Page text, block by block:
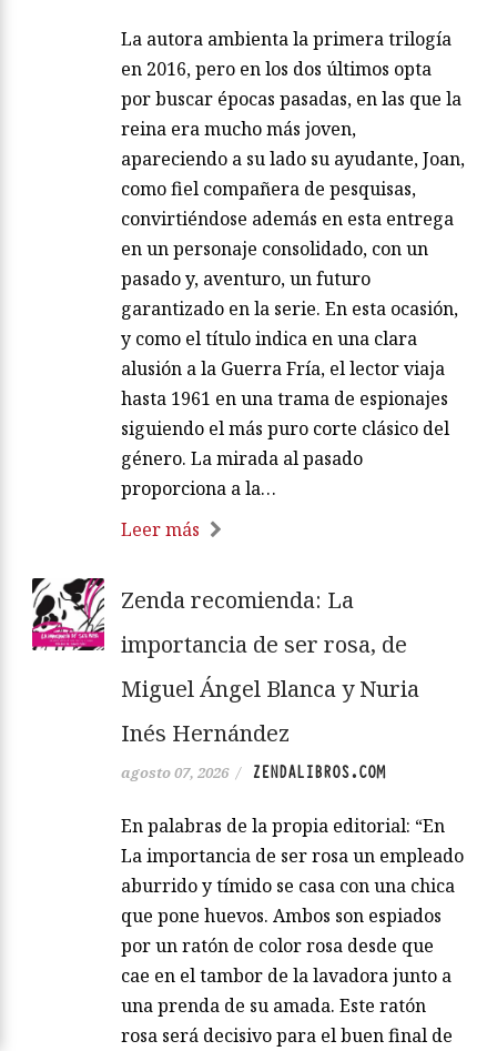
La autora ambienta la primera trilogía
en 2016, pero en los dos últimos opta
por buscar épocas pasadas, en las que la
reina era mucho más joven,
apareciendo a su lado su ayudante, Joan,
como fiel compañera de pesquisas,
convirtiéndose además en esta entrega
en un personaje consolidado, con un
pasado y, aventuro, un futuro
garantizado en la serie. En esta ocasión,
y como el título indica en una clara
alusión a la Guerra Fría, el lector viaja
hasta 1961 en una trama de espionajes
siguiendo el más puro corte clásico del
género. La mirada al pasado
proporciona a la…
Leer más
Zenda recomienda: La
importancia de ser rosa, de
Miguel Ángel Blanca y Nuria
Inés Hernández
agosto 07, 2026 / ZENDALIBROS.COM
En palabras de la propia editorial: “En
La importancia de ser rosa un empleado
aburrido y tímido se casa con una chica
que pone huevos. Ambos son espiados
por un ratón de color rosa desde que
cae en el tambor de la lavadora junto a
una prenda de su amada. Este ratón
rosa será decisivo para el buen final de